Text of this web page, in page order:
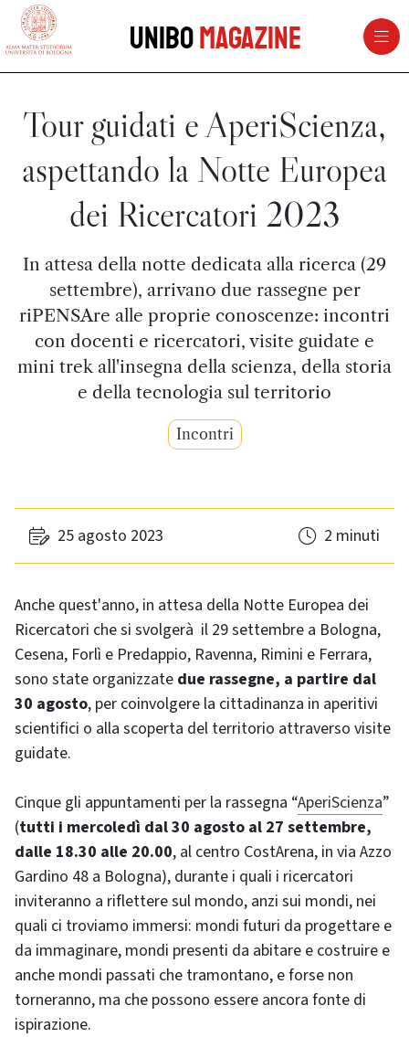
vai al contenuto della pagina
UniboMagazine
Tour guidati e AperiScienza,
aspettando la Notte Europea
dei Ricercatori 2023
In attesa della notte dedicata alla ricerca (29
settembre), arrivano due rassegne per
riPENSAre alle proprie conoscenze: incontri
con docenti e ricercatori, visite guidate e
mini trek all'insegna della scienza, della storia
e della tecnologia sul territorio
Incontri
25 agosto 2023 2 minuti
Anche quest'anno, in attesa della Notte Europea dei
Ricercatori che si svolgerà il 29 settembre a Bologna,
Cesena, Forlì e Predappio, Ravenna, Rimini e Ferrara,
sono state organizzate due rassegne, a partire dal
30 agosto, per coinvolgere la cittadinanza in aperitivi
scientifici o alla scoperta del territorio attraverso visite
guidate.
Cinque gli appuntamenti per la rassegna “AperiScienza”
(tutti i mercoledì dal 30 agosto al 27 settembre,
dalle 18.30 alle 20.00, al centro CostArena, in via Azzo
Gardino 48 a Bologna), durante i quali i ricercatori
inviteranno a riflettere sul mondo, anzi sui mondi, nei
quali ci troviamo immersi: mondi futuri da progettare e
da immaginare, mondi presenti da abitare e costruire e
anche mondi passati che tramontano, e forse non
torneranno, ma che possono essere ancora fonte di
ispirazione.